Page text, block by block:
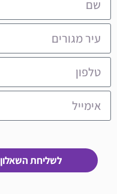
לשליחת השאלון